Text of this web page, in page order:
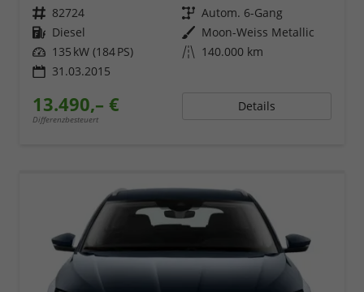
Fahrzeugnr. 82724 Getriebe Autom. 6-Gang
Kraftstoff Diesel Außenfarbe Moon-Weiss Metallic
Leistung 135 kW (184 PS) Kilometerstand 140.000 km
31.03.2015
13.490,– €
Differenzbesteuert
Details